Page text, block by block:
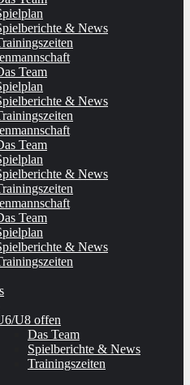
& News
Team
& News
Team
& News
Team
& News
U8 offen
Das Team
Spielberichte & News
Trainingszeiten